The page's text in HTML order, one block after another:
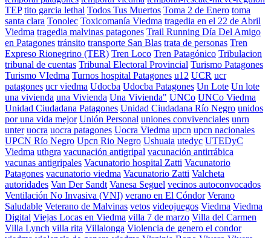
TEP tito garcia lethal Todos Tus Muertos Toma 2 de Enero toma
santa clara Tonolec Toxicomanía Viedma tragedia en el 22 de Abril
Viedma tragedia malvinas patagones Trail Running Día Del Amigo
en Patagones tránsito transporte San Blas trata de personas Tren
Expreso Rionegrino (TER) Tren Loco Tren Patagónico Tribulacion
tribunal de cuentas Tribunal Electoral Provincial Turismo Patagones
Turismo VIedma Turnos hospital Patagones u12 UCR ucr
patagones ucr viedma Udocba Udocba Patagones Un Lote Un lote
una vivienda una Vivienda Una Vivienda" UNCo UNCo Viedma
Unidad Ciudadana Patagones Unidad Ciudadana Río Negro unidos
por una vida mejor Unión Personal uniones convivenciales unrn
unter uocra uocra patagones Uocra Viedma upcn upcn nacionales
UPCN Río Negro Upcn Rio Negro Ushuaia utedyc UTEDyC
Viedma uthgra vacunación antigripal vacunación antirrábica
vacunas antigripales Vacunatorio hospital Zatti Vacunatorio
Patagones vacunatorio viedma Vacunatorio Zatti Valcheta
autoridades Van Der Sandt Vanesa Seguel vecinos autoconvocados
Ventilación No Invasiva (VNI) verano en El Cóndor Verano
Saludable Veterano de Malvinas vetos videojuegos Viedma Viedma
Digital Viejas Locas en Viedma villa 7 de marzo Villa del Carmen
Villa Lynch villa rita Villalonga Violencia de genero el condor